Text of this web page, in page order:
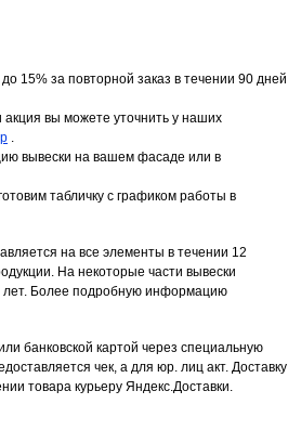
15% за повторной заказ в течении 90 дней
вы можете уточнить у наших
.
вывески на вашем фасаде или в
табличку с графиком работы в
на все элементы в течении 12
На некоторые части вывески
лет. Более подробную информацию
банковской картой через специальную
чек, а для юр. лиц акт. Доставку
товара курьеру Яндекс.Доставки.